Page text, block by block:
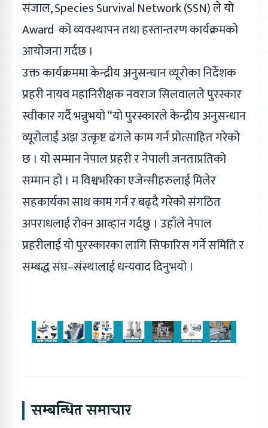
संजाल, Species Survival Network (SSN) ले यो
Award को व्यवस्थापन तथा हस्तान्तरण कार्यक्रमको
आयोजना गर्दछ ।
उक्त कार्यक्रममा केन्द्रीय अनुसन्धान व्यूरोका निर्देशक
प्रहरी नायव महानिरीक्षक नवराज सिलवालले पुरस्कार
स्वीकार गर्दै भन्नुभयो “यो पुरस्कारले केन्द्रीय अनुसन्धान
व्यूरोलाई अझ उत्कृष्ट ढंगले काम गर्न प्रोत्साहित गरेको
छ । यो सम्मान नेपाल प्रहरी र नेपाली जनताप्रतिको
सम्मान हो । म विश्वभरिका एजेन्सीहरुलाई मिलेर
सहकार्यका साथ काम गर्न र बढ्दै गरेको संगठित
अपराधलाई रोक्न आव्हान गर्दछु । उहाँले नेपाल
प्रहरीलाई यो पुरस्कारका लागि सिफारिस गर्ने समिति र
सम्बद्ध संघ–संस्थालाई धन्यवाद दिनुभयो ।
सम्बन्धित समाचार